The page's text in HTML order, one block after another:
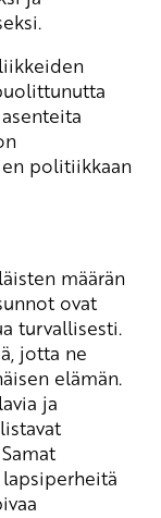
politiikkaan
määrän
ovat
turvallisesti.
jotta ne
elämän.
ja